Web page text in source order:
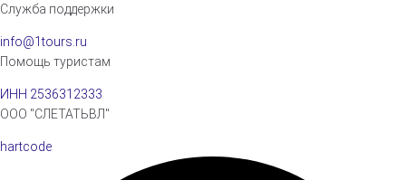
Служба поддержки
info@1tours.ru
Помощь туристам
ИНН 2536312333
ООО "СЛЕТАТЬВЛ"
hartcode